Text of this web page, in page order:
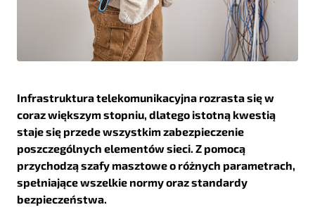
Infrastruktura telekomunikacyjna rozrasta się w
coraz większym stopniu, dlatego istotną kwestią
staje się przede wszystkim zabezpieczenie
poszczególnych elementów sieci. Z pomocą
przychodzą szafy masztowe o różnych parametrach,
spełniające wszelkie normy oraz standardy
bezpieczeństwa.